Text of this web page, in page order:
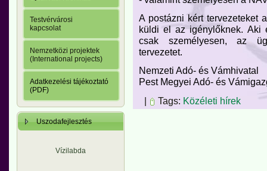
Testvérvárosi
kapcsolat
Nemzetközi projektek
(International projects)
Adatkezelési tájékoztató
(PDF)
Uszodafejlesztés
Vízilabda
A postázni kért tervezeteket
küldi el az igénylőknek. Aki
csak személyesen, az
tervezetet.
Nemzeti Adó- és Vámhivatal
Pest Megyei Adó- és
|
Tags: Közéleti hírek